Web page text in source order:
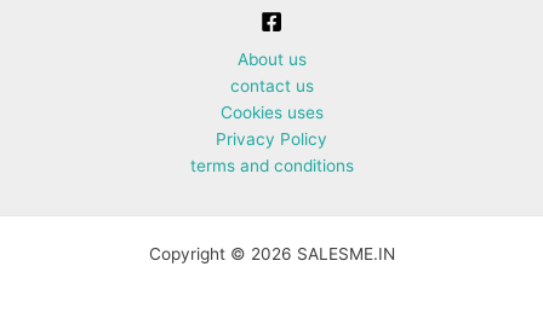
About us
contact us
Cookies uses
Privacy Policy
terms and conditions
Copyright © 2026 SALESME.IN